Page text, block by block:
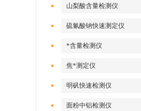
山梨酸含量检测仪
硫氰酸钠快速测定仪
*含量检测仪
焦*测定仪
明矾快速检测仪
面粉中铝检测仪